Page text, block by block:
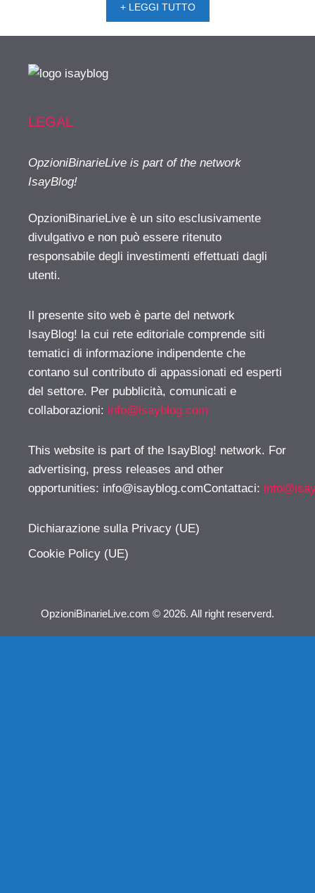
+ LEGGI TUTTO
LEGAL
OpzioniBinarieLive is part of the network
IsayBlog!
OpzioniBinarieLive è un sito esclusivamente
divulgativo e non può essere ritenuto
responsabile degli investimenti effettuati dagli
utenti.
Il presente sito web è parte del network
IsayBlog! la cui rete editoriale comprende siti
tematici di informazione indipendente che
contano sul contributo di appassionati ed esperti
del settore. Per pubblicità, comunicati e
collaborazioni: info@isayblog.com
This website is part of the IsayBlog! network. For
advertising, press releases and other
opportunities: info@isayblog.comContattaci:
Dichiarazione sulla Privacy (UE)
Cookie Policy (UE)
OpzioniBinarieLive.com © 2026. All right reserverd.